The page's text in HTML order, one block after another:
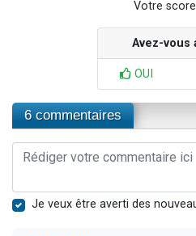
Votre
Avez-vous
OUI
6 commentaires
Je veux être averti des